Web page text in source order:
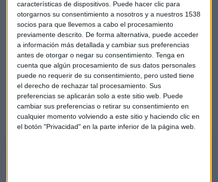
características de dispositivos. Puede hacer clic para
otorgarnos su consentimiento a nosotros y a nuestros 1538
socios para que llevemos a cabo el procesamiento
previamente descrito. De forma alternativa, puede acceder
a información más detallada y cambiar sus preferencias
antes de otorgar o negar su consentimiento. Tenga en
cuenta que algún procesamiento de sus datos personales
puede no requerir de su consentimiento, pero usted tiene
el derecho de rechazar tal procesamiento. Sus
preferencias se aplicarán solo a este sitio web. Puede
cambiar sus preferencias o retirar su consentimiento en
cualquier momento volviendo a este sitio y haciendo clic en
el botón "Privacidad" en la parte inferior de la página web.
ArcelorMittal
"El título lo ha hecho bien", comenta y destaca que la
referencia de stop está por debajo de los 23 euros y ahora
está rebotando con fuerza. "Lo importante es que no pierda
los 23".
Recomendaciones de valores
"Cualquiera de los que hemos comentado en el Consultorio
de hoy", incide.